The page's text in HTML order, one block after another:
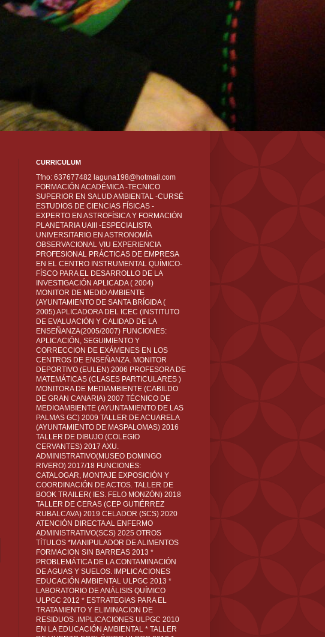
CURRICULUM
Tfno: 637677482 laguna198@hotmail.com
FORMACIÓN ACADÉMICA -TECNICO
SUPERIOR EN SALUD AMBIENTAL -CURSÉ
ESTUDIOS DE CIENCIAS FÍSICAS -
EXPERTO EN ASTROFÍSICA Y FORMACIÓN
PLANETARIA UAIII -ESPECIALISTA
UNIVERSITARIO EN ASTRONOMÍA
OBSERVACIONAL VIU EXPERIENCIA
PROFESIONAL PRÁCTICAS DE EMPRESA
EN EL CENTRO INSTRUMENTAL QUÍMICO-
FÍSCO PARA EL DESARROLLO DE LA
INVESTIGACIÓN APLICADA ( 2004)
MONITOR DE MEDIO AMBIENTE
(AYUNTAMIENTO DE SANTA BRÍGIDA (
2005) APLICADORA DEL ICEC (INSTITUTO
DE EVALUACIÓN Y CALIDAD DE LA
ENSEÑANZA(2005/2007) FUNCIONES:
APLICACIÓN, SEGUIMIENTO Y
CORRECCION DE EXÁMENES EN LOS
CENTROS DE ENSEÑANZA. MONITOR
DEPORTIVO (EULEN) 2006 PROFESORA DE
MATEMÁTICAS (CLASES PARTICULARES )
MONITORA DE MEDIAMBIENTE (CABILDO
DE GRAN CANARIA) 2007 TÉCNICO DE
MEDIOAMBIENTE (AYUNTAMIENTO DE LAS
PALMAS GC) 2009 TALLER DE ACUARELA
(AYUNTAMIENTO DE MASPALOMAS) 2016
TALLER DE DIBUJO (COLEGIO
CERVANTES) 2017 AXU.
ADMINISTRATIVO(MUSEO DOMINGO
RIVERO) 2017/18 FUNCIONES:
CATALOGAR, MONTAJE EXPOSICIÓN Y
COORDINACIÓN DE ACTOS. TALLER DE
BOOK TRAILER( IES. FELO MONZÓN) 2018
TALLER DE CERAS (CEP GUTIÉRREZ
RUBALCAVA) 2019 CELADOR (SCS) 2020
ATENCIÓN DIRECTA AL ENFERMO
ADMINISTRATIVO(SCS) 2025 OTROS
TÍTULOS *MANIPULADOR DE ALIMENTOS
FORMACION SIN BARREAS 2013 *
PROBLEMÁTICA DE LA CONTAMINACIÓN
DE AGUAS Y SUELOS. IMPLICACIONES
EDUCACIÓN AMBIENTAL ULPGC 2013 *
LABORATORIO DE ANÁLISIS QUÍMICO
ULPGC 2012 * ESTRATEGIAS PARA EL
TRATAMIENTO Y ELIMINACION DE
RESIDUOS .IMPLICACIONES ULPGC 2010
EN LA EDUCACIÓN AMBIENTAL * TALLER